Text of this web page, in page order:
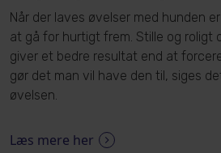
Når der laves øvelser med hunden
at gå for hurtigt frem. Stille og roligt
giver et bedre resultat end at
gør det man vil have den til, siges
øvelsen.
Læs mere her